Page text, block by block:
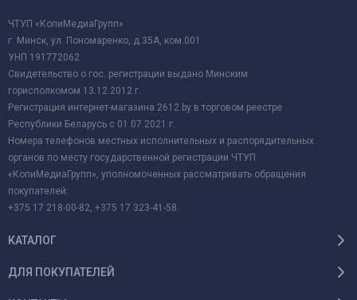
ЧТУП «КопиМедиаГрупп»
г. Минск, ул. Пономаренко, д.35А, ком.001
УНП 191772062
Свидетельство о гос. регистрации выдано Минским
горисполкомом 13.12.2012 г.
Регистрация интернет-магазина 2612.by в торговом реестре
Республики Беларусь с 01.07.2021 г.
Номера телефонов местных исполнительных и распорядительных
органов по месту государственной регистрации ЧТУП
«КопиМедиаГрупп», уполномоченных рассматривать обращения
покупателей:
+375 17 218-00-82, +375 17 323-41-58.
КАТАЛОГ
ДЛЯ ПОКУПАТЕЛЕЙ